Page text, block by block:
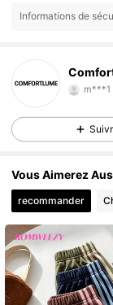
Informations de
m***1
4,74
4,74
4,74
4,74
4,74
Vous Aimerez
recommander